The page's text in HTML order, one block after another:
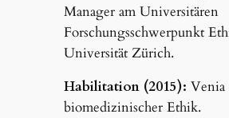
Manager am Universitären
Forschungsschwerpunkt
Universität Zürich.
Habilitation (2015):
biomedizinischer Ethik.